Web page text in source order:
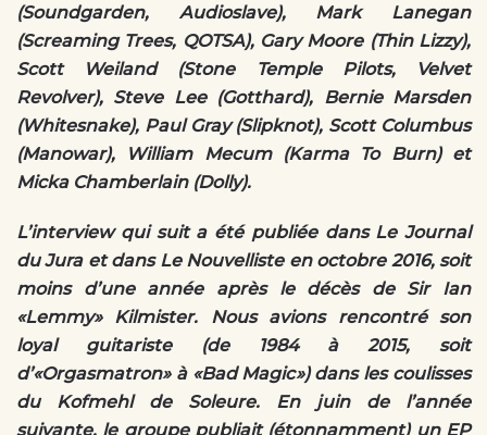
(Soundgarden, Audioslave), Mark Lanegan
(Screaming Trees, QOTSA), Gary Moore (Thin Lizzy),
Scott Weiland (Stone Temple Pilots, Velvet
Revolver), Steve Lee (Gotthard), Bernie Marsden
(Whitesnake), Paul Gray (Slipknot), Scott Columbus
(Manowar), William Mecum (Karma To Burn) et
Micka Chamberlain (Dolly).
L’interview qui suit a été publiée dans Le Journal
du Jura et dans Le Nouvelliste en octobre 2016, soit
moins d’une année après le décès de Sir Ian
«Lemmy» Kilmister. Nous avions rencontré son
loyal guitariste (de 1984 à 2015, soit
d’«Orgasmatron» à «Bad Magic») dans les coulisses
du Kofmehl de Soleure. En juin de l’année
suivante, le groupe publiait (étonnamment) un EP